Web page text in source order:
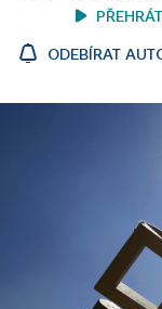
ODEBÍRAT